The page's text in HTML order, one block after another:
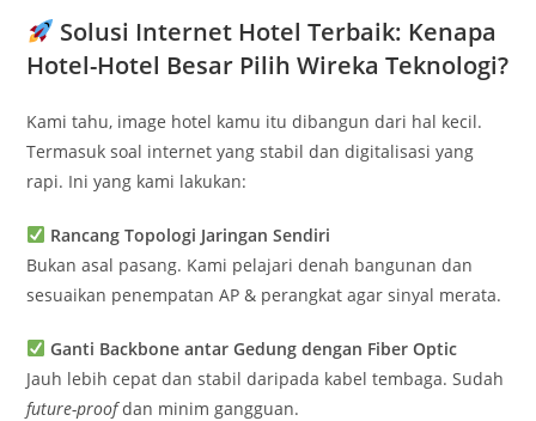
Solusi Internet Hotel Terbaik: Kenapa
Hotel-Hotel Besar Pilih Wireka Teknologi?
Kami tahu, image hotel kamu itu dibangun dari hal kecil.
Termasuk soal internet yang stabil dan digitalisasi yang
rapi. Ini yang kami lakukan:
Rancang Topologi Jaringan Sendiri
Bukan asal pasang. Kami pelajari denah bangunan dan
sesuaikan penempatan AP & perangkat agar sinyal merata.
Ganti Backbone antar Gedung dengan Fiber Optic
Jauh lebih cepat dan stabil daripada kabel tembaga. Sudah
future-proofdan minim gangguan.